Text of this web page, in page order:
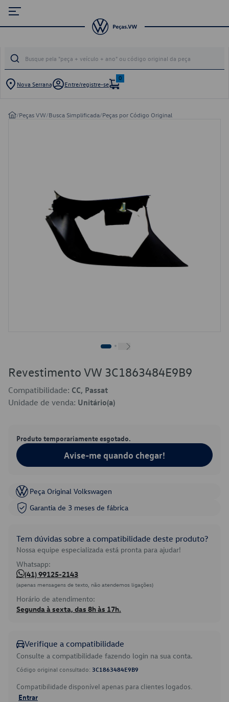
Nova Serrana Entre/registre-se
0
/Peças VW/Busca Simplificada/Peças por Código Original
Revestimento VW 3C1863484E9B9
Compatibilidade: CC, Passat
Unidade de venda: Unitário(a)
Produto temporariamente esgotado.
Avise-me quando chegar!
Peça Original Volkswagen
Garantia de 3 meses de fábrica
Tem dúvidas sobre a compatibilidade deste produto?
Nossa equipe especializada está pronta para ajudar!
Whatsapp:
(41) 99125-2143
(apenas mensagens de texto, não atendemos ligações)
Horário de atendimento:
Segunda à sexta, das 8h às 17h.
Verifique a compatibilidade
Consulte a compatibilidade fazendo login na sua conta.
Código original consultado: 3C1863484E9B9
Compatibilidade disponível apenas para clientes logados.
Entrar